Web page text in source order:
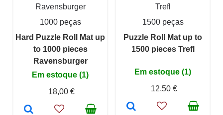
Ravensburger
1000 peças
Hard Puzzle Roll Mat up
to 1000 pieces
Ravensburger
Em estoque (1)
18,00 €
Trefl
1500 peças
Puzzle Roll Mat up to
1500 pieces Trefl
Em estoque (1)
12,50 €